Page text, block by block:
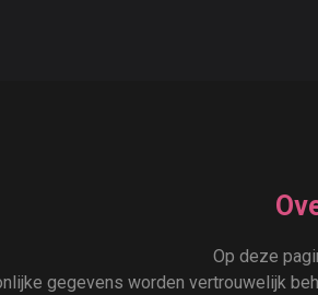
Op deze
gegevens worden vertrouwelijk